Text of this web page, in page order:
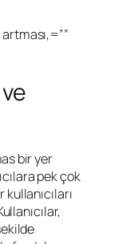
bir yer
pek çok